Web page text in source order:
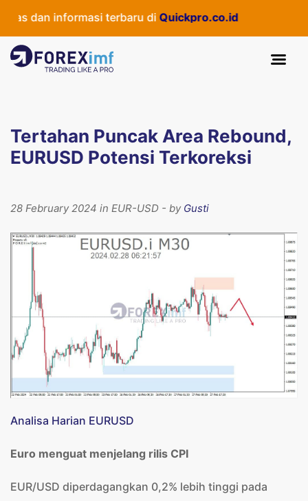
dan informasi terbaru diQuickpro.co.id
Tertahan Puncak Area Rebound,
EURUSD Potensi Terkoreksi
28 February 2024 in EUR-USD - by Gusti
Analisa Harian EURUSD
Euro menguat menjelang rilis CPI
EUR/USD diperdagangkan 0,2% lebih tinggi pada